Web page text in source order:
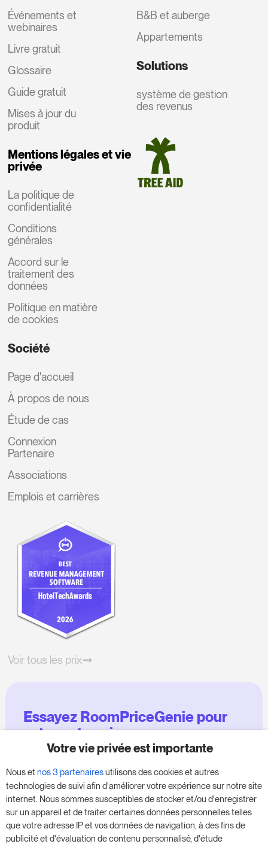
Événements et
webinaires
Livre gratuit
Glossaire
Guide gratuit
Mises à jour du
produit
Mentions légales et vie
privée
La politique de
confidentialité
Conditions
générales
Accord sur le
traitement des
données
Politique en matière
de cookies
B&B et auberge
Appartements
Solutions
système de gestion
des revenus
Société
Page d'accueil
À propos de nous
Étude de cas
Connexion
Partenaire
Associations
Emplois et carrières
Voir tous les prix
Essayez RoomPriceGenie pour
votre entreprise
donnez un coup de fouet à votre entreprise,
sans aucune obligation.
Réservez une réunion pour commencer votre
essai gratuit de 14 jours.
Votre vie privée est importante
Nous et nos 3 partenairesutilisons des cookies et autres
technologies de suivi afin d'améliorer votre expérience sur notre site
internet. Nous sommes susceptibles de stocker et/ou d'enregistrer
sur un appareil et de traiter certaines données personnelles telles
que votre adresse IP et vos données de navigation, à des fins de
publicité et d'évaluation de contenu personnalisé, d'étude